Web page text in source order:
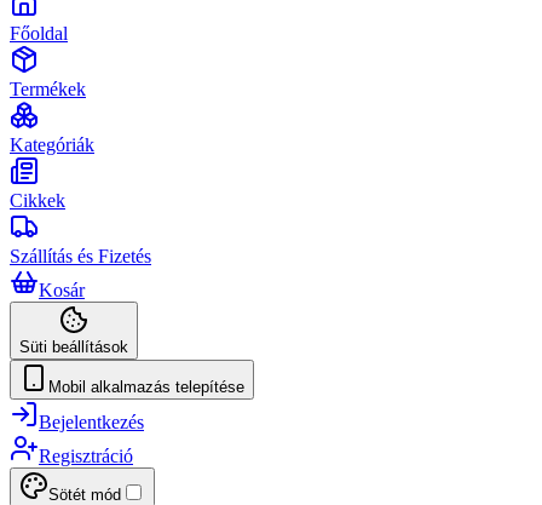
Főoldal
Termékek
Kategóriák
Cikkek
Szállítás és Fizetés
Kosár
Süti beállítások
Mobil alkalmazás telepítése
Bejelentkezés
Regisztráció
Sötét mód